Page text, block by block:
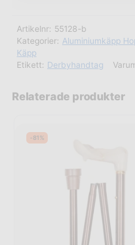
Artikelnr: 55128-b
Kategorier: Aluminiumkäpp
Käpp
Etikett: Derbyhandtag
Relaterade produkter
-81%